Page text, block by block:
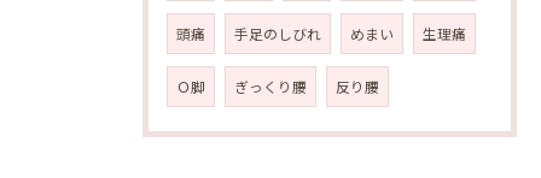
頭痛 手足のしびれ めまい 生理痛
Ｏ脚 ぎっくり腰 反り腰